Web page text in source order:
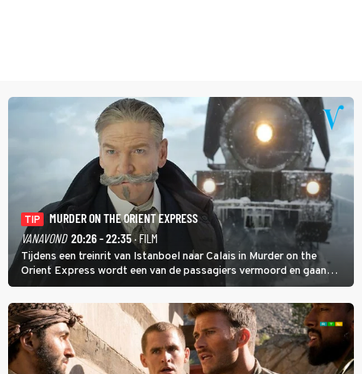
TIP
MURDER ON THE ORIENT EXPRESS
VANAVOND 20:26 - 22:35· FILM
Tijdens een treinrit van Istanboel naar Calais in Murder on the
Orient Express wordt een van de passagiers vermoord en gaan
detective Hercule Poirot en zijn snor uitzoeken wie van de andere
treinreizigers de dader is.